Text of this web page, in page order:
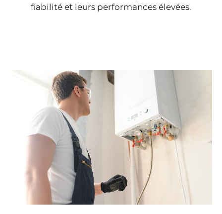
fiabilité et leurs performances élevées.